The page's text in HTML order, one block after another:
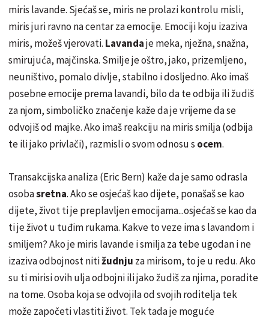
miris lavande. Sjećaš se, miris ne prolazi kontrolu misli,
miris juri ravno na centar za emocije. Emociji koju izaziva
miris, možeš vjerovati. Lavandaje meka, nježna, snažna,
smirujuća, majčinska. Smilje je oštro, jako, prizemljeno,
neuništivo, pomalo divlje, stabilno i dosljedno. Ako imaš
posebne emocije prema lavandi, bilo da te odbija ili žudiš
za njom, simboličko značenje kaže da je vrijeme da se
odvojiš od majke. Ako imaš reakciju na miris smilja (odbija
te ili jako privlači), razmisli o svom odnosu s ocem.
Transakcijska analiza (Eric Bern) kaže da je samo odrasla
osobasretna. Ako se osjećaš kao dijete, ponašaš se kao
dijete, život ti je preplavljen emocijama...osjećaš se kao da
ti je život u tuđim rukama. Kakve to veze ima s lavandom i
smiljem? Ako je miris lavande i smilja za tebe ugodan i ne
izaziva odbojnost nitižudnju za mirisom, to je u redu. Ako
su ti mirisi ovih ulja odbojni ili jako žudiš za njima, poradite
na tome. Osoba koja se odvojila od svojih roditelja tek
može započeti vlastiti život. Tek tada je moguće